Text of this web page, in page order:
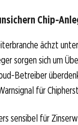
Chip-
ächzt
sorgen sich um
Betreiber
für
sensibel für